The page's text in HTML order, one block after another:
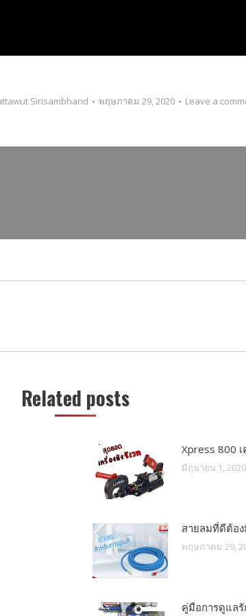
Sirisambhand พฤษภาคม 29, 2020 Leave a
Related posts
Xpress 800 เ
มิถุนายน 1, 2020
สายลมที่ดีต้อ
พฤษภาคม 29,
คู่มือการดูแล